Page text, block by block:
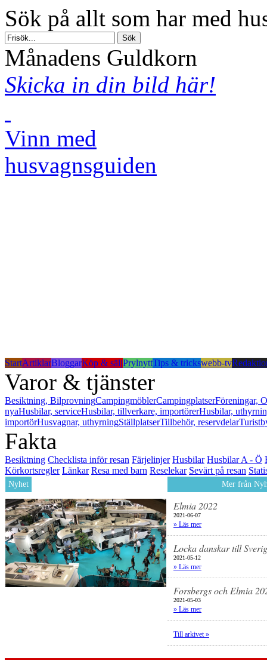
Sök på allt som har med
Månadens Guldkorn
Skicka in din bild här!
Vinn med
husvagnsguiden
StartArtiklarBloggarKöp & säljPrylnyttTips & trickswebb-tv
Varor & tjänster
Besiktning, BilprovningCampingmöblerCampingplatserFöreningar,
nyaHusbilar, serviceHusbilar, tillverkare, importörerHusbilar,
importörHusvagnar, uthyrningStällplatserTillbehör, reservdelar
Fakta
Besiktning Checklista inför resan Färjelinjer Husbilar Husbilar A - Ö
Körkortsregler Länkar Resa med barn Reselekar Sevärt på resan
Nyhet Mer från
Elmia 2022
2021-06-07
» Läs mer
Locka danskar till
2021-05-12
» Läs mer
Forsbergs och Elmia
2021-05-03
» Läs mer
Till arkivet »